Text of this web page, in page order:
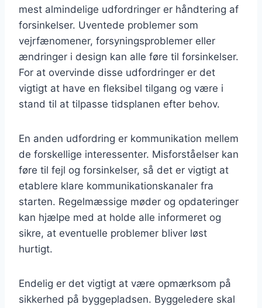
mest almindelige udfordringer er håndtering af
forsinkelser. Uventede problemer som
vejrfænomener, forsyningsproblemer eller
ændringer i design kan alle føre til forsinkelser.
For at overvinde disse udfordringer er det
vigtigt at have en fleksibel tilgang og være i
stand til at tilpasse tidsplanen efter behov.
En anden udfordring er kommunikation mellem
de forskellige interessenter. Misforståelser kan
føre til fejl og forsinkelser, så det er vigtigt at
etablere klare kommunikationskanaler fra
starten. Regelmæssige møder og opdateringer
kan hjælpe med at holde alle informeret og
sikre, at eventuelle problemer bliver løst
hurtigt.
Endelig er det vigtigt at være opmærksom på
sikkerhed på byggepladsen. Byggeledere skal